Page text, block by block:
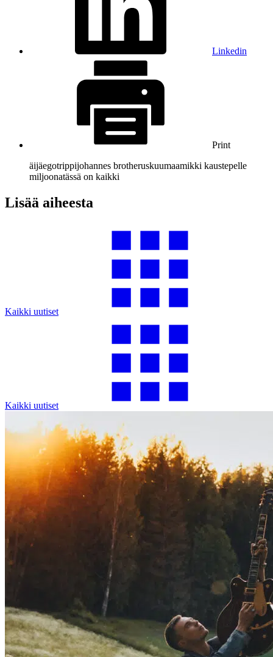
Linkedin
Print
äijäegotrippijohannes brotheruskuumaamikki kaustepelle
miljoonatässä on kaikki
Lisää aiheesta
Kaikki uutiset
Kaikki uutiset